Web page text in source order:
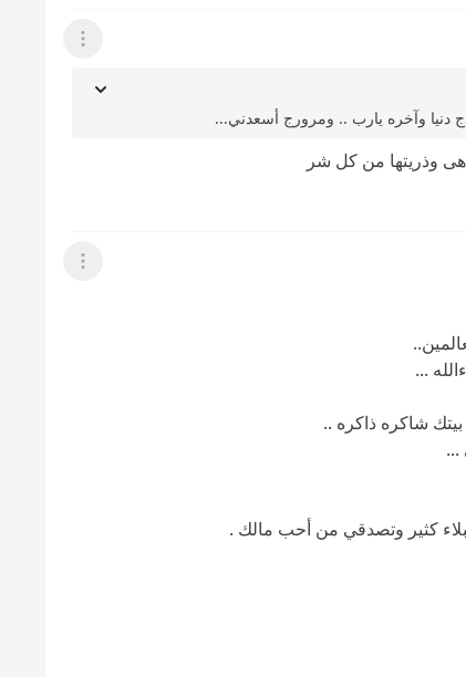
عرض القائمة
دنيا وآخره يارب .. ومرورج أسعدني...
وذريتها من كل شر
عرض القائمة
...
شاكره ذاكره ..
...
كثير وتصدقي من أحب مالك .